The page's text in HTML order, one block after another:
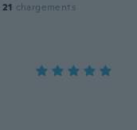
21 chargements